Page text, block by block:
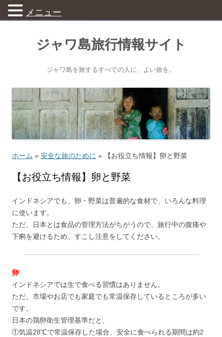
ジャワ島旅行情報サイト
ジャワ島を旅するすべての人に、よい旅を。
ホーム » 安全な旅のために » 【お役立ち情報】卵と野菜
【お役立ち情報】卵と野菜
インドネシアでも、卵・野菜は普遍的な食材で、いろんな料理
に使います。
ただ、日本とは食品の管理方法がちがうので、旅行中の腹痛や
下痢を避けるため、すこし注意をしてください。
卵
インドネシアでは生で食べる習慣はありません。
ただ、市場やお店でも家庭でも常温保存しているところが多い
です。
日本の鶏卵衛生管理基準だと、
①気温28℃で常温保存した場合、安全に食べられる期間は約2
メニュー